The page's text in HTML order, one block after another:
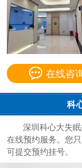
在线咨
科
深圳科心大失
在线预约服务。您
可提交预约挂号。